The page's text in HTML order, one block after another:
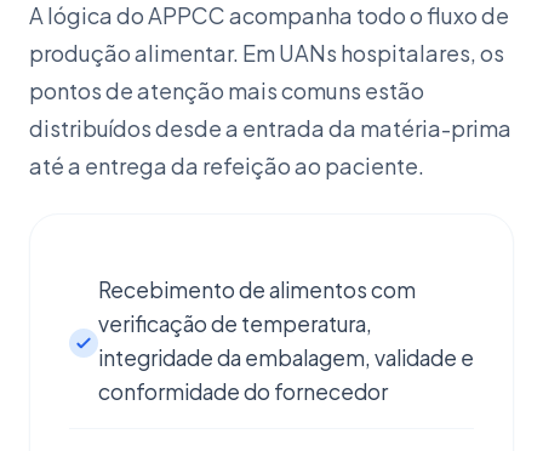
A lógica do APPCC acompanha todo o fluxo de
produção alimentar. Em UANs hospitalares, os
pontos de atenção mais comuns estão
distribuídos desde a entrada da matéria-prima
até a entrega da refeição ao paciente.
Recebimento de alimentos com
verificação de temperatura,
integridade da embalagem, validade e
conformidade do fornecedor